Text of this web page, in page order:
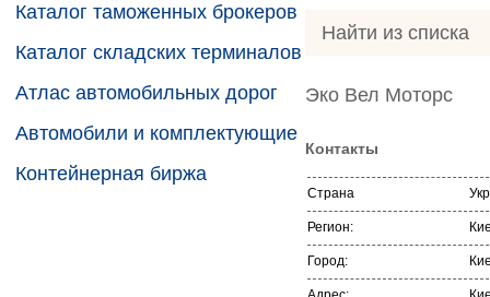
Каталог таможенных брокеров
Каталог складских терминалов
Атлас автомобильных дорог
Автомобили и комплектующие
Контейнерная биржа
Найти из списка
Эко Вел Моторс
Контакты
Страна
Регион:
Город: